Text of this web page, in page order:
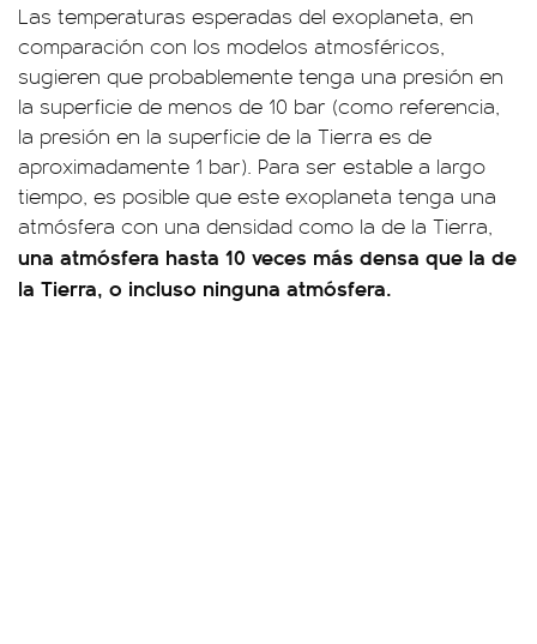
Las temperaturas esperadas del exoplaneta, en
comparación con los modelos atmosféricos,
sugieren que probablemente tenga una presión en
la superficie de menos de 10 bar (como referencia,
la presión en la superficie de la Tierra es de
aproximadamente 1 bar). Para ser estable a largo
tiempo, es posible que este exoplaneta tenga una
atmósfera con una densidad como la de la Tierra,
una atmósfera hasta 10 veces más densa que la de
la Tierra, o incluso ninguna atmósfera.